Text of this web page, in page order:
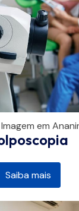
em
Saiba mais